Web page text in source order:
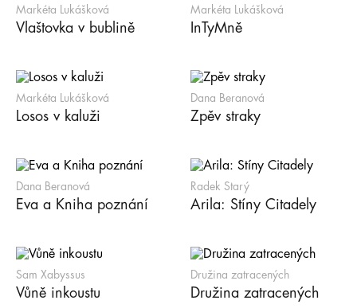
Markéta Lukášková
Vlaštovka v bublině
Markéta Lukášková
InTyMně
Markéta Lukášková
Losos v kaluži
Dana Beranová
Zpěv straky
Dana Beranová
Eva a Kniha poznání
Radek Starý
Arila: Stíny Citadely
Sam Xabyssus
Vůně inkoustu
Družina zatracených
Družina zatracených